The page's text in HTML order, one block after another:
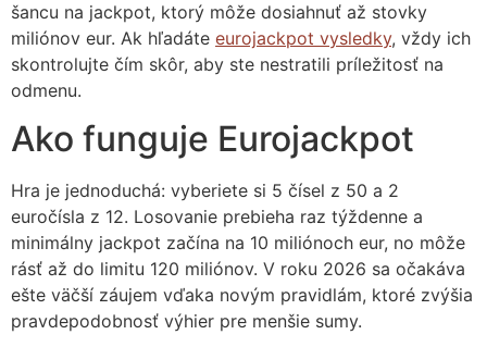
šancu na jackpot, ktorý môže dosiahnuť až stovky
miliónov eur. Ak hľadáte eurojackpot vysledky, vždy ich
skontrolujte čím skôr, aby ste nestratili príležitosť na
odmenu.
Ako funguje Eurojackpot
Hra je jednoduchá: vyberiete si 5 čísel z 50 a 2
euročísla z 12. Losovanie prebieha raz týždenne a
minimálny jackpot začína na 10 miliónoch eur, no môže
rásť až do limitu 120 miliónov. V roku 2026 sa očakáva
ešte väčší záujem vďaka novým pravidlám, ktoré zvýšia
pravdepodobnosť výhier pre menšie sumy.